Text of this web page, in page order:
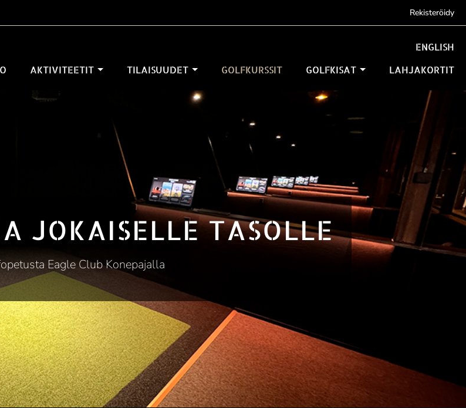
Rekisteröidy
AKTIVITEETIT TILAISUUDET GOLFKURSSIT GOLFKISAT LAHJAKORTIT
ENGLISH
JOKAISELLE TASOLLE
Eagle Club Konepajalla